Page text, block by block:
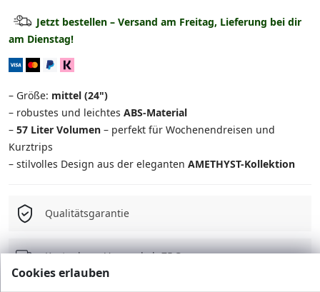
Mittlerer Koffer
Großer Koffer
Set: Mittel + Kosmetikkoffer
Set: Groß + Kosmetikkoffer
3-in-1 Set 109.90 €
Jetzt bestellen – Versand am Freitag, Lieferung bei dir
am Dienstag!
– Größe: mittel (24")
– robustes und leichtes ABS-Material
– 57 Liter Volumen – perfekt für Wochenendreisen und
Kurztrips
– stilvolles Design aus der eleganten AMETHYST-Kollektion
Qualitätsgarantie
Kostenloser Versand ab 75 Є
Cookies erlauben